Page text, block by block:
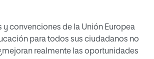
y convenciones de la Unión Europea
para todos sus ciudadanos no
realmente las oportunidades